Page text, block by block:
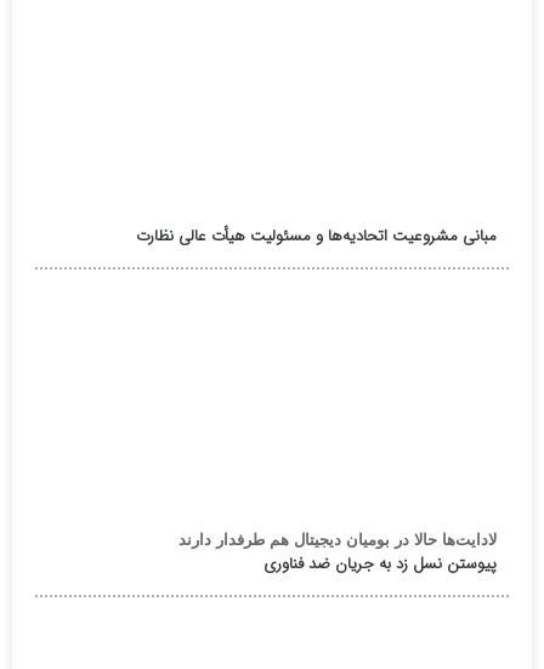
مبانی مشروعیت اتحادیه‌ها و مسئولیت هیأت عالی نظارت
لادایت‌ها حالا در بومیان دیجیتال هم طرفدار دارند
پیوستن نسل زد به جریان ضد فناوری